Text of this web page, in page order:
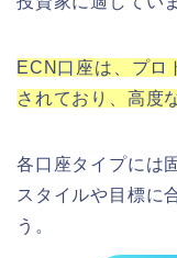
ECN口座は、プロ
されており、高度
各口座タイプには
スタイルや目標に
う。